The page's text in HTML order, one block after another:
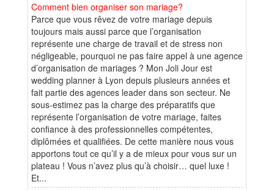
Comment bien organiser son mariage?
Parce que vous rêvez de votre mariage depuis
toujours mais aussi parce que l’organisation
représente une charge de travail et de stress non
négligeable, pourquoi ne pas faire appel à une agence
d’organisation de mariages ? Mon Joli Jour est
wedding planner à Lyon depuis plusieurs années et
fait partie des agences leader dans son secteur. Ne
sous-estimez pas la charge des préparatifs que
représente l’organisation de votre mariage, faites
confiance à des professionnelles compétentes,
diplômées et qualifiées. De cette manière nous vous
apportons tout ce qu’il y a de mieux pour vous sur un
plateau ! Vous n’avez plus qu’à choisir… quel luxe !
Et...